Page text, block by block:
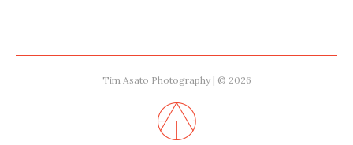
Tim Asato Photography | © 2026